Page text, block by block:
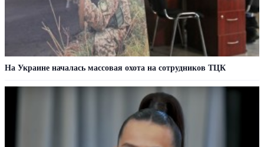
На Украине началась массовая охота на сотрудников ТЦК